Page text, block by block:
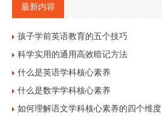
最新内容
孩子学前英语教育的五个技巧
科学实用的通用高效暗记方法
什么是英语学科核心素养
什么是数学学科核心素养
如何理解语文学科核心素养的四个维度